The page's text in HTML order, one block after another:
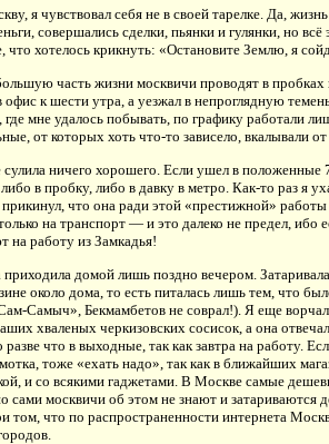
я чувствовал себя не в своей тарелке. Да,
совершались сделки, пьянки и гулянки, но
что хотелось крикнуть: «Остановите Землю, я
часть жизни москвичи проводят в
к шести утра, а уезжал в непроглядную
мне удалось побывать, по графику работали
от которых хоть что-то зависело, вкалывали
сулила ничего хорошего. Если ушел в
в пробку, либо в давку в метро. Как-то раз я
что она ради этой «престижной» работы
на транспорт — и это далеко не предел, ибо
на работу из Замкадья!
приходила домой лишь поздно вечером.
около дома, то есть питалась лишь тем, что
Самыч», Бекмамбетов не соврал!). Я еще
хваленых черкизовских сосисок, а она
разве что в выходные, так как завтра на работу.
тоже «ехать надо», так как в ближайших
и со всякими гаджетами. В Москве самые
москвичи об этом не знают и затариваются
том, что по распространенности интернета